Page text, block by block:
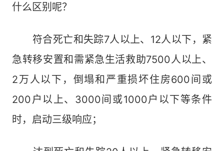
什么区别呢？
符合死亡和失踪7人以上、12人以下，紧
急转移安置和需紧急生活救助7500人以上、
2万人以下，倒塌和严重损坏住房600间或
200户以上、3000间或1000户以下等条件
时，启动三级响应；